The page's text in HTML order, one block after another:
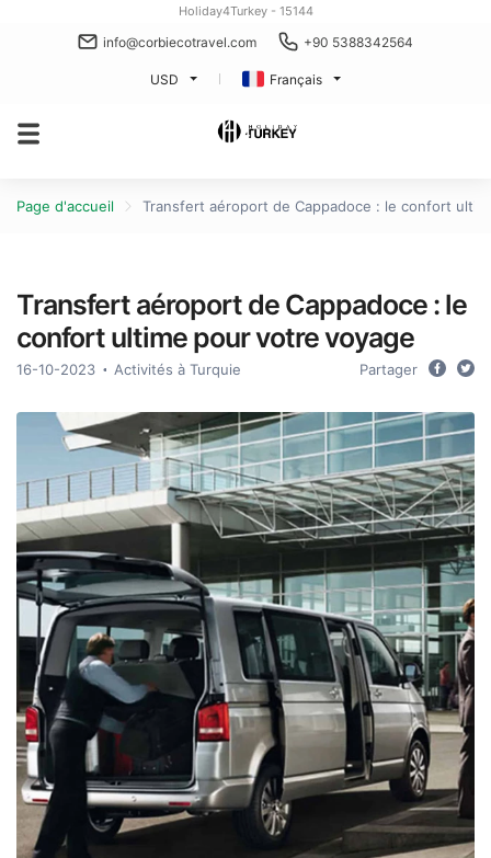
Holiday4Turkey - 15144
info@corbiecotravel.com +90 5388342564
USD Français
Page d'accueil Transfert aéroport de Cappadoce : le confort
Transfert aéroport de Cappadoce : le
confort ultime pour votre voyage
16-10-2023 Activités à Turquie Partager